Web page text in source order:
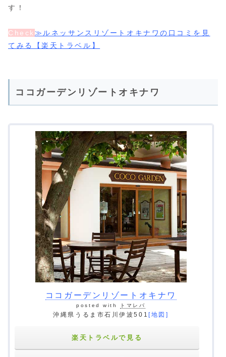
す！
Check≫ルネッサンスリゾートオキナワの口コミを見
てみる【楽天トラベル】
ココガーデンリゾートオキナワ
ココガーデンリゾートオキナワ
posted with トマレバ
沖縄県うるま市石川伊波501 [地図]
楽天トラベルで見る